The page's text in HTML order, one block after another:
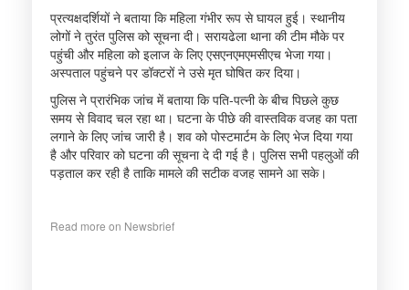
प्रत्यक्षदर्शियों ने बताया कि महिला गंभीर रूप से घायल हुई। स्थानीय
लोगों ने तुरंत पुलिस को सूचना दी। सरायढेला थाना की टीम मौके पर
पहुंची और महिला को इलाज के लिए एसएनएमएमसीएच भेजा गया।
अस्पताल पहुंचने पर डॉक्टरों ने उसे मृत घोषित कर दिया।
पुलिस ने प्रारंभिक जांच में बताया कि पति-पत्नी के बीच पिछले कुछ
समय से विवाद चल रहा था। घटना के पीछे की वास्तविक वजह का पता
लगाने के लिए जांच जारी है। शव को पोस्टमार्टम के लिए भेज दिया गया
है और परिवार को घटना की सूचना दे दी गई है। पुलिस सभी पहलुओं की
पड़ताल कर रही है ताकि मामले की सटीक वजह सामने आ सके।
Read more on Newsbrief